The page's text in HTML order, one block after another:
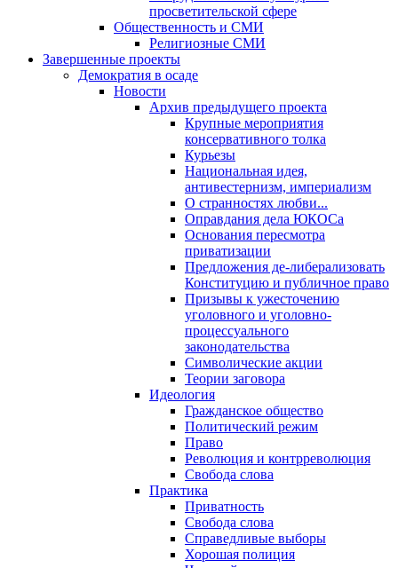
просветительской сфере
Общественность и СМИ
Религиозные СМИ
Завершенные проекты
Демократия в осаде
Новости
Архив предыдущего проекта
Крупные мероприятия
консервативного толка
Курьезы
Национальная идея,
антивестернизм, империализм
О странностях любви...
Оправдания дела ЮКОСа
Основания пересмотра
приватизации
Предложения де-либерализовать
Конституцию и публичное право
Призывы к ужесточению
уголовного и уголовно-
процессуального
законодательства
Символические акции
Теории заговора
Идеология
Гражданское общество
Политический режим
Право
Революция и контрреволюция
Свобода слова
Практика
Приватность
Свобода слова
Справедливые выборы
Хорошая полиция